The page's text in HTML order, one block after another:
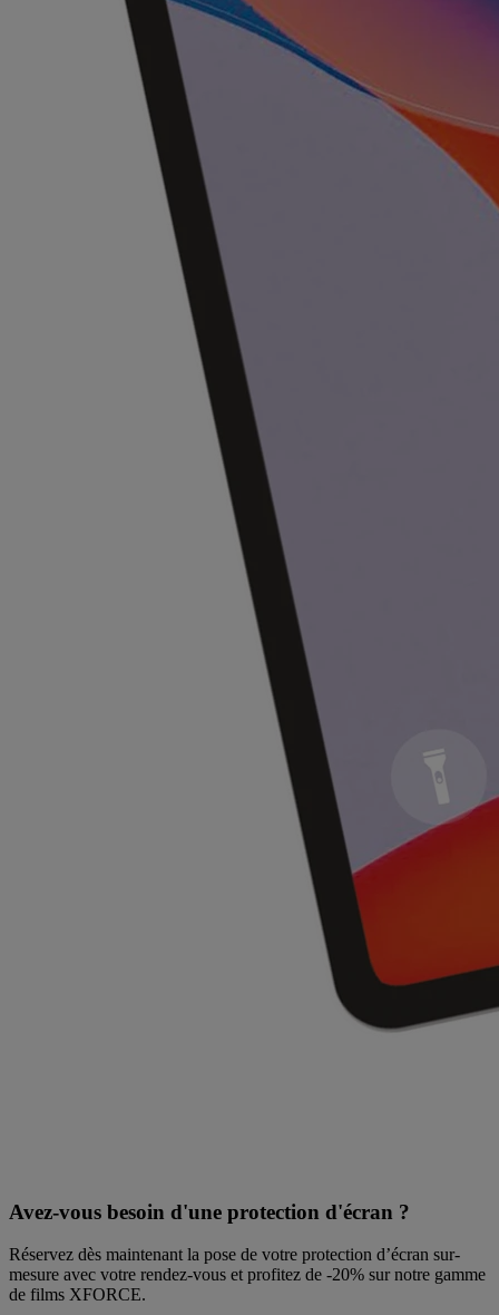
Avez-vous besoin d'une protection d'écran ?
Réservez dès maintenant la pose de votre protection d’écran sur-
mesure avec votre rendez-vous et profitez de -20% sur notre gamme
de films XFORCE.